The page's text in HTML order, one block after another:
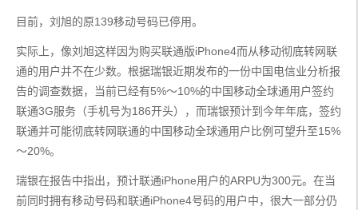
目前，刘旭的原139移动号码已停用。
实际上，像刘旭这样因为购买联通版iPhone4而从移动彻底转网联
通的用户并不在少数。根据瑞银近期发布的一份中国电信业分析报
告的调查数据，当前已经有5%～10%的中国移动全球通用户签约
联通3G服务（手机号为186开头），而瑞银预计到今年年底，签约
联通并可能彻底转网联通的中国移动全球通用户比例可望升至15%
～20%。
瑞银在报告中指出，预计联通iPhone用户的ARPU为300元。在当
前同时拥有移动号码和联通iPhone4号码的用户中，很大一部分仍